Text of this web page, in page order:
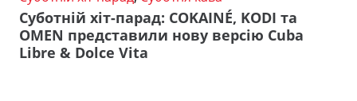
Суботній хіт-парад: COKAINÉ, KODI та
OMEN представили нову версію Cuba
Libre & Dolce Vita